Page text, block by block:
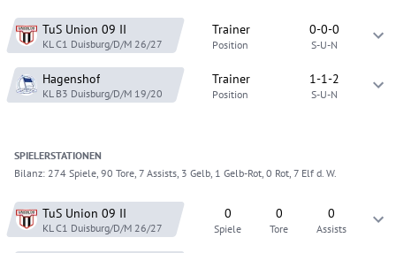
TuS Union 09 II
KL C1 Duisburg/D/M 26/27
Trainer
Position
0-0-0
S-U-N
Hagenshof
KL B3 Duisburg/D/M 19/20
Trainer
Position
1-1-2
S-U-N
SPIELERSTATIONEN
Bilanz: 274 Spiele, 90 Tore, 7 Assists, 3 Gelb, 1 Gelb-Rot, 0 Rot, 7 Elf d. W.
TuS Union 09 II
KL C1 Duisburg/D/M 26/27
0
Spiele
0
Tore
0
Assists